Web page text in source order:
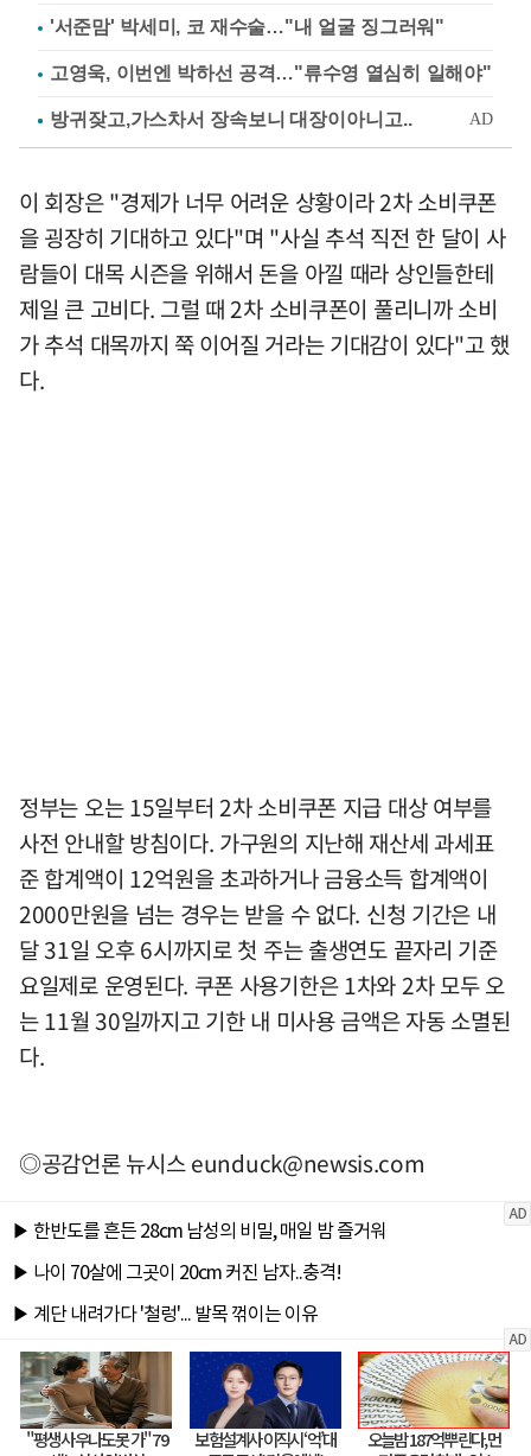
'서준맘' 박세미, 코 재수술…"내 얼굴 징그러워"
고영욱, 이번엔 박하선 공격…"류수영 열심히 일해야"
이 회장은 "경제가 너무 어려운 상황이라 2차 소비쿠폰
을 굉장히 기대하고 있다"며 "사실 추석 직전 한 달이 사
람들이 대목 시즌을 위해서 돈을 아낄 때라 상인들한테
제일 큰 고비다. 그럴 때 2차 소비쿠폰이 풀리니까 소비
가 추석 대목까지 쭉 이어질 거라는 기대감이 있다"고 했
다.
정부는 오는 15일부터 2차 소비쿠폰 지급 대상 여부를
사전 안내할 방침이다. 가구원의 지난해 재산세 과세표
준 합계액이 12억원을 초과하거나 금융소득 합계액이
2000만원을 넘는 경우는 받을 수 없다. 신청 기간은 내
달 31일 오후 6시까지로 첫 주는 출생연도 끝자리 기준
요일제로 운영된다. 쿠폰 사용기한은 1차와 2차 모두 오
는 11월 30일까지고 기한 내 미사용 금액은 자동 소멸된
다.
◎공감언론 뉴시스eunduck@newsis.com